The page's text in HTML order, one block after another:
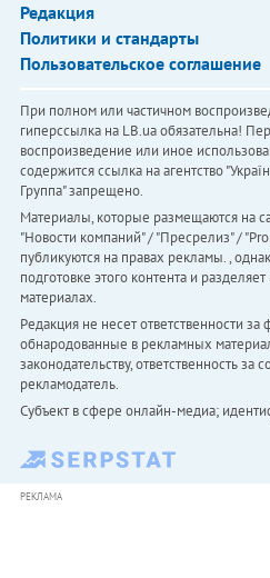
Редакция
Политики и стандарты
Пользовательское соглашение
При полном или частичном
гиперссылка на LB.ua обязательна!
воспроизведение или иное
содержится ссылка на агентство
Группа" запрещено.
Материалы, которые размещаются на
"Новости компаний" / "Пресрелиз" /
публикуются на правах рекламы. ,
подготовке этого контента и
материалах.
Редакция не несет ответственности
обнародованные в рекламных
законодательству, ответственность
рекламодатель.
Субъект в сфере онлайн-медиа;
РЕКЛАМА